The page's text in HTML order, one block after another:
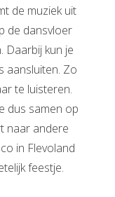
de muziek uit
de dansvloer
Daarbij kun je
aansluiten. Zo
te luisteren.
dus samen op
naar andere
in Flevoland
feestje.